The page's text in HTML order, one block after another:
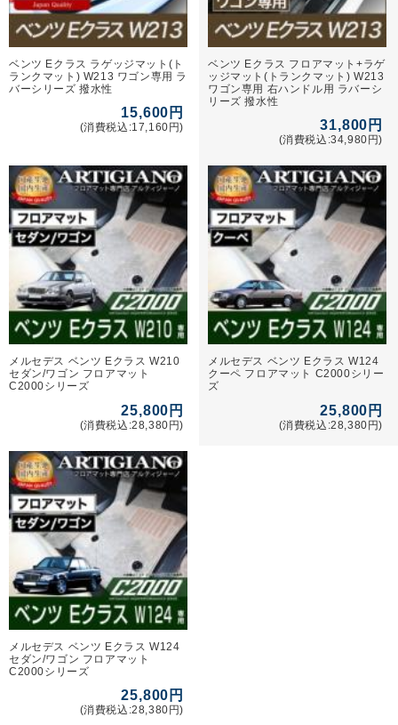
ベンツ Eクラス ラゲッジマット(ト
ランクマット) W213 ワゴン専用 ラ
バーシリーズ 撥水性
15,600円
(消費税込:17,160円)
ベンツ Eクラス フロアマット+ラゲ
ッジマット(トランクマット) W213
ワゴン専用 右ハンドル用 ラバーシ
リーズ 撥水性
31,800円
(消費税込:34,980円)
メルセデス ベンツ Eクラス W210
セダン/ワゴン フロアマット
C2000シリーズ
25,800円
(消費税込:28,380円)
メルセデス ベンツ Eクラス W124
クーペ フロアマット C2000シリー
ズ
25,800円
(消費税込:28,380円)
メルセデス ベンツ Eクラス W124
セダン/ワゴン フロアマット
C2000シリーズ
25,800円
(消費税込:28,380円)